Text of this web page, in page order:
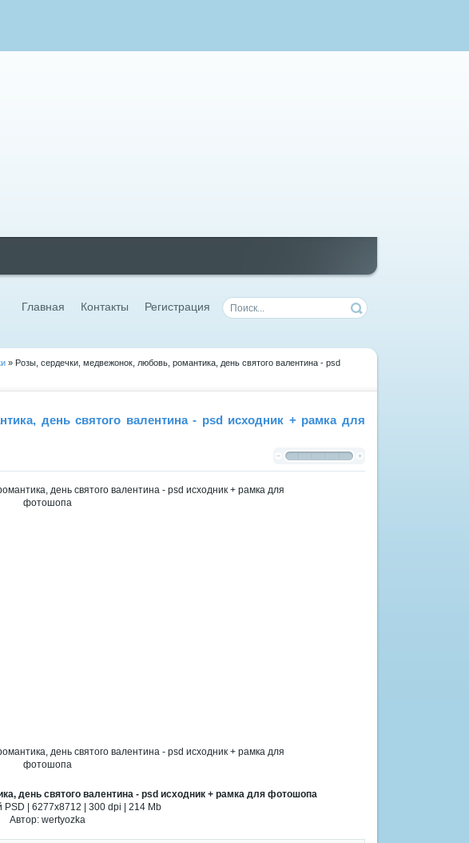
Главная Контакты Регистрация
» Розы, сердечки, медвежонок, любовь, романтика, день святого валентина - psd
день святого валентина - psd исходник + рамка для
день святого валентина - psd исходник + рамка для фотошопа
PSD | 6277x8712 | 300 dpi | 214 Mb
Автор: wertyozka